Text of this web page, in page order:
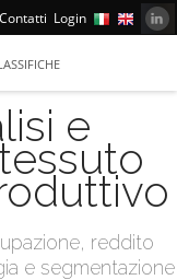
Contatti Login
e
reddito
e segmentazione